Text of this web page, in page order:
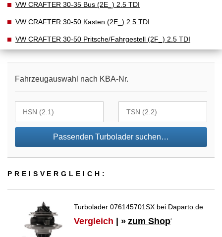
VW CRAFTER 30-35 Bus (2E_) 2.5 TDI
VW CRAFTER 30-50 Kasten (2E_) 2.5 TDI
VW CRAFTER 30-50 Pritsche/Fahrgestell (2F_) 2.5 TDI
Fahrzeugauswahl nach KBA-Nr.
Passenden Turbolader suchen…
PREIS­VER­GLEICH:
Turbolader 076145701SX bei Daparto.de
Vergleich | » zum Shop*